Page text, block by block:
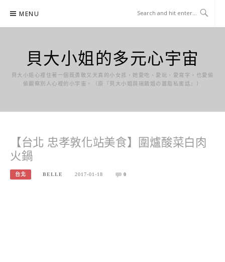
content
MENU
貝大小姐的多元心宇宙
貝大小姐心裡住著一個既勇敢又天真的小女孩，她愛吃、愛玩、愛寫字，也愛偷
偷觀察別人心裡的小宇宙。（原『貝大小姐與瑞餚姐の囂脂私蜜話』）
【台北 忠孝敦化站美食】圍爐酸菜白肉
火鍋
台北 BELLE 2017-01-18 0